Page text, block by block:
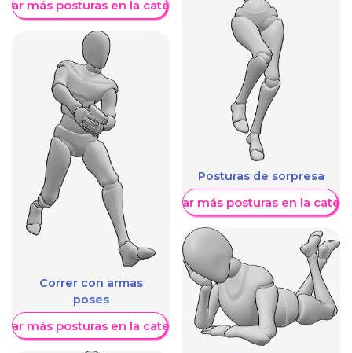
más posturas en la categoría
Correr con armas
poses
más posturas en la categoría
Posturas de sorpresa
Mostrar más posturas en la